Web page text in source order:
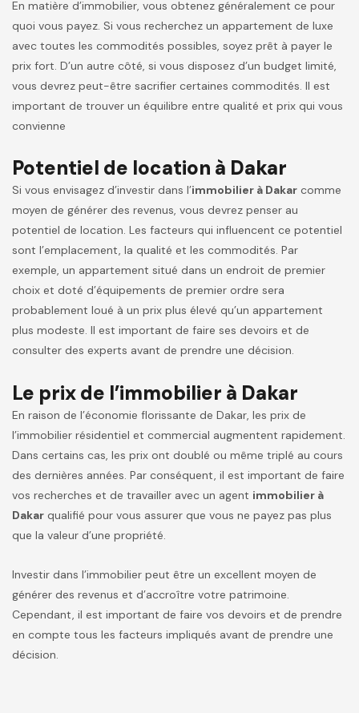
En matière d’immobilier, vous obtenez généralement ce pour
quoi vous payez. Si vous recherchez un appartement de luxe
avec toutes les commodités possibles, soyez prêt à payer le
prix fort. D’un autre côté, si vous disposez d’un budget limité,
vous devrez peut-être sacrifier certaines commodités. Il est
important de trouver un équilibre entre qualité et prix qui vous
convienne
Potentiel de location à Dakar
Si vous envisagez d’investir dans l’immobilier à Dakar comme
moyen de générer des revenus, vous devrez penser au
potentiel de location. Les facteurs qui influencent ce potentiel
sont l’emplacement, la qualité et les commodités. Par
exemple, un appartement situé dans un endroit de premier
choix et doté d’équipements de premier ordre sera
probablement loué à un prix plus élevé qu’un appartement
plus modeste. Il est important de faire ses devoirs et de
consulter des experts avant de prendre une décision.
Le prix de l’immobilier à Dakar
En raison de l’économie florissante de Dakar, les prix de
l’immobilier résidentiel et commercial augmentent rapidement.
Dans certains cas, les prix ont doublé ou même triplé au cours
des dernières années. Par conséquent, il est important de faire
vos recherches et de travailler avec un agent immobilier à
Dakar qualifié pour vous assurer que vous ne payez pas plus
que la valeur d’une propriété.
Investir dans l’immobilier peut être un excellent moyen de
générer des revenus et d’accroître votre patrimoine.
Cependant, il est important de faire vos devoirs et de prendre
en compte tous les facteurs impliqués avant de prendre une
décision.